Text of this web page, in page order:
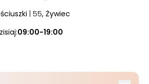
| 55, Żywiec
09:00-19:00